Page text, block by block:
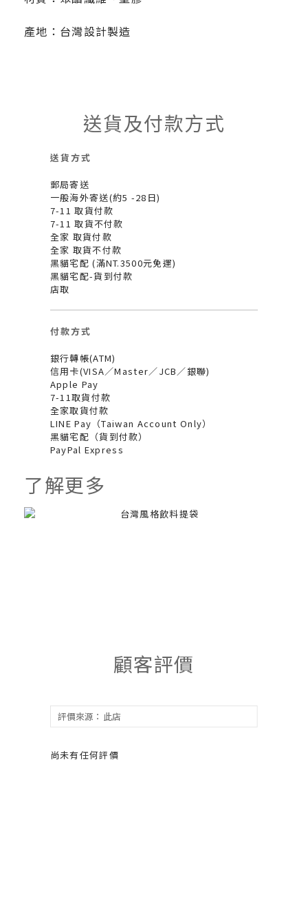
產地：台灣設計製造
送貨及付款方式
送貨方式
郵局寄送
一般海外寄送(約5 -28日)
7-11 取貨付款
7-11 取貨不付款
全家 取貨付款
全家 取貨不付款
黑貓宅配 (滿NT.3500元免運)
黑貓宅配-貨到付款
店取
付款方式
銀行轉帳(ATM)
信用卡(VISA／Master／JCB／銀聯)
Apple Pay
7-11取貨付款
全家取貨付款
LINE Pay（Taiwan Account Only）
黑貓宅配（貨到付款）
PayPal Express
了解更多
顧客評價
尚未有任何評價